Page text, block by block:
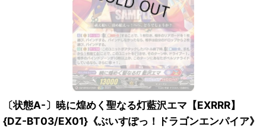
〔状態A-〕暁に煌めく聖なる灯藍沢エマ【EXRRR】
{DZ-BT03/EX01}《ぶいすぽっ！ドラゴンエンパイア》